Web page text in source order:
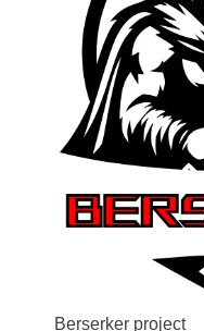
Berserker project